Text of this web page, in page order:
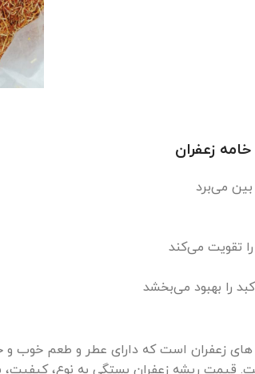
زعفران
بین می‌برد
تقویت می‌کند
را بهبود می‌بخشد
زعفران است که دارای عطر و طعم خوب